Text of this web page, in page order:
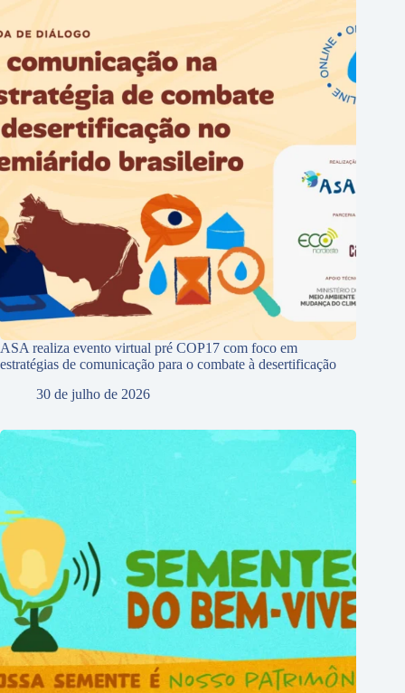
ASA realiza evento virtual pré COP17 com foco em
estratégias de comunicação para o combate à desertificação
30 de julho de 2026